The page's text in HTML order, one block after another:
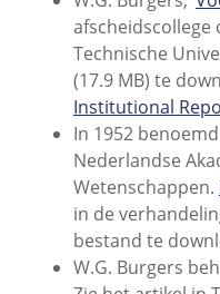
afscheidscollege
Technische
(17.9 MB) te
Institutional
In 1952
Nederlandse
Wetenschappen.
in de
bestand te
W.G. Burgers